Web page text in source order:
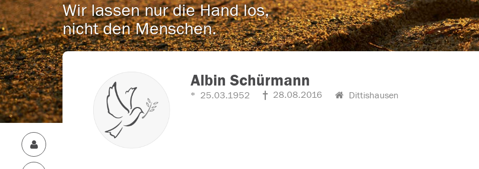
Wir lassen nur die Hand los,
nicht den Menschen.
Albin Schürmann
25.03.1952 28.08.2016 Dittishausen